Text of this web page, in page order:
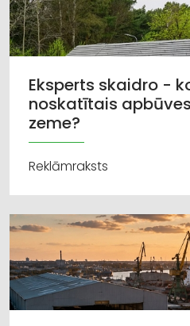
Eksperts skaidro -
noskatītais
zeme?
Reklāmraksts